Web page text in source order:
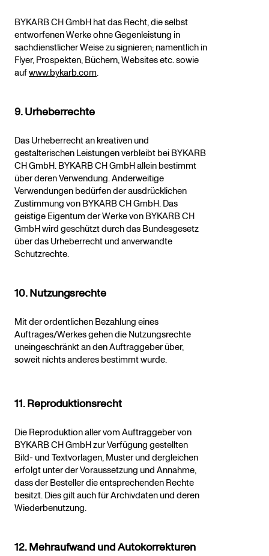
BYKARB CH GmbH hat das Recht, die selbst
entworfenen Werke ohne Gegenleistung in
sachdienstlicher Weise zu signieren; namentlich in
Flyer, Prospekten, Büchern, Websites etc. sowie
aufwww.bykarb.com.
9. Urheberrechte
Das Urheberrecht an kreativen und
gestalterischen Leistungen verbleibt bei BYKARB
CH GmbH. BYKARB CH GmbH allein bestimmt
über deren Verwendung. Anderweitige
Verwendungen bedürfen der ausdrücklichen
Zustimmung von BYKARB CH GmbH. Das
geistige Eigentum der Werke von BYKARB CH
GmbH wird geschützt durch das Bundesgesetz
über das Urheberrecht und anverwandte
Schutzrechte.
10. Nutzungsrechte
Mit der ordentlichen Bezahlung eines
Auftrages/Werkes gehen die Nutzungsrechte
uneingeschränkt an den Auftraggeber über,
soweit nichts anderes bestimmt wurde.
11. Reproduktionsrecht
Die Reproduktion aller vom Auftraggeber von
BYKARB CH GmbH zur Verfügung gestellten
Bild- und Textvorlagen, Muster und dergleichen
erfolgt unter der Voraussetzung und Annahme,
dass der Besteller die entsprechenden Rechte
besitzt. Dies gilt auch für Archivdaten und deren
Wiederbenutzung.
12. Mehraufwand und Autokorrekturen